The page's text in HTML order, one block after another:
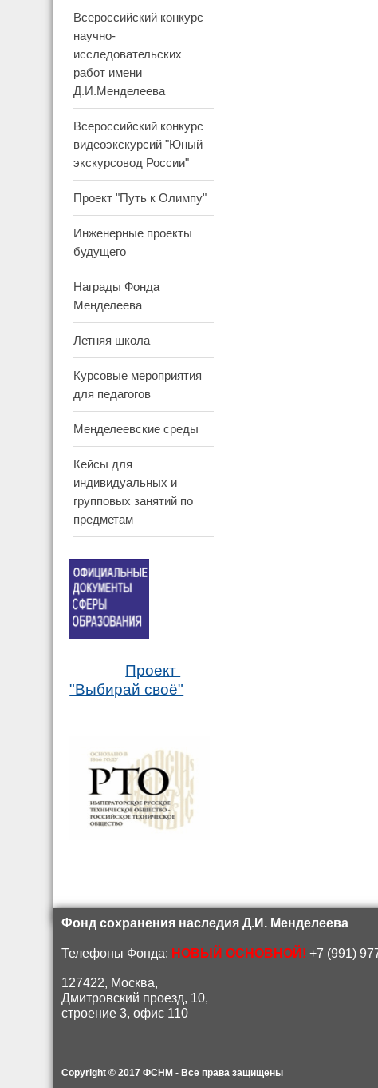
Всероссийский конкурс
научно-
исследовательских
работ имени
Д.И.Менделеева
Всероссийский конкурс
видеоэкскурсий "Юный
экскурсовод России"
Проект "Путь к Олимпу"
Инженерные проекты
будущего
Награды Фонда
Менделеева
Летняя школа
Курсовые мероприятия
для педагогов
Менделеевские среды
Кейсы для
индивидуальных и
групповых занятий по
предметам
Проект
"Выбирай своё"
Фонд сохранения наследия Д.И. Менделеева
Телефоны Фонда: НОВЫЙ ОСНОВНОЙ! +7 (991)
127422, Москва,
Дмитровский проезд, 10,
строение 3, офис 110
Copyright © 2017 ФСНМ - Все права защищены